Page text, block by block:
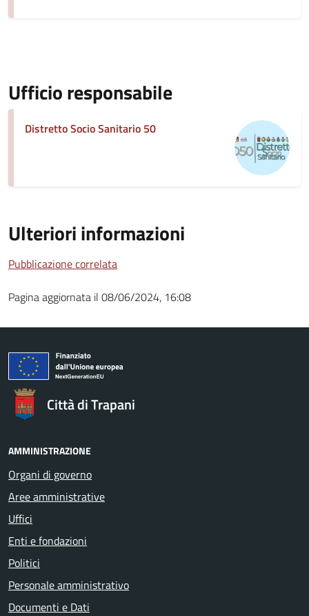
Ufficio responsabile
Distretto Socio Sanitario 50
Ulteriori informazioni
Pubblicazione correlata
Pagina aggiornata il 08/06/2024, 16:08
Città di Trapani
AMMINISTRAZIONE
Organi di governo
Aree amministrative
Uffici
Enti e fondazioni
Politici
Personale amministrativo
Documenti e Dati